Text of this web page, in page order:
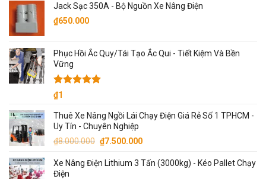
₫5.500.000.là:
Jack Sạc 350A - Bộ Nguồn Xe Nâng Điện
₫650.000
Phục Hồi Ắc Quy/Tái Tạo Ắc Qui - Tiết Kiệm Và Bền
Vững
Được xếp
hạng
5 sao
₫1
Thuê Xe Nâng Ngồi Lái Chạy Điện Giá Rẻ Số 1 TPHCM -
Uy Tín - Chuyên Nghiệp
₫8.000.000 Giá
là:
₫7.500.000Giá
tại
Xe Nâng Điện Lithium 3 Tấn (3000kg) - Kéo Pallet Chạy
Điện